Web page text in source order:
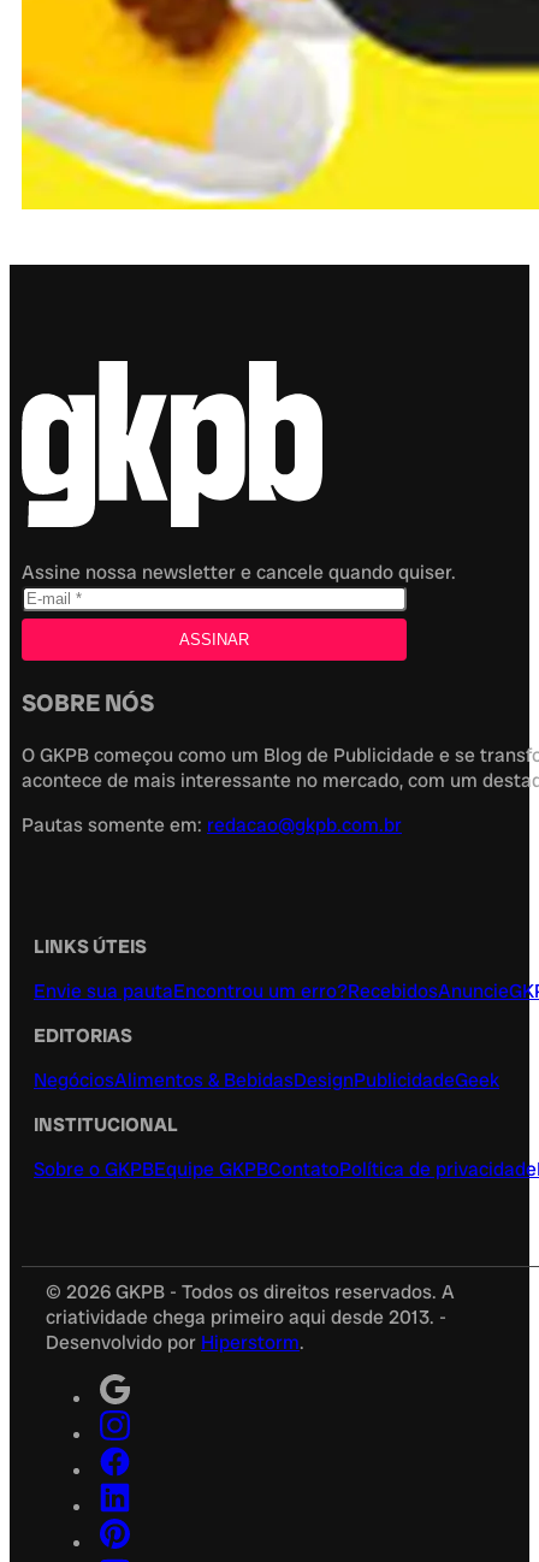
Assine nossa newsletter e cancele quando quiser.
SOBRE NÓS
O GKPB começou como um Blog de Publicidade e se
acontece de mais interessante no mercado, com um
Pautas somente em: redacao@gkpb.com.br
LINKS ÚTEIS
Envie sua pautaEncontrou um erro?RecebidosAnuncie
EDITORIAS
NegóciosAlimentos & BebidasDesignPublicidadeGeek
INSTITUCIONAL
Sobre o GKPBEquipe GKPBContatoPolítica de privacidade
© 2026 GKPB - Todos os direitos reservados. A
criatividade chega primeiro aqui desde 2013. -
Desenvolvido por Hiperstorm.